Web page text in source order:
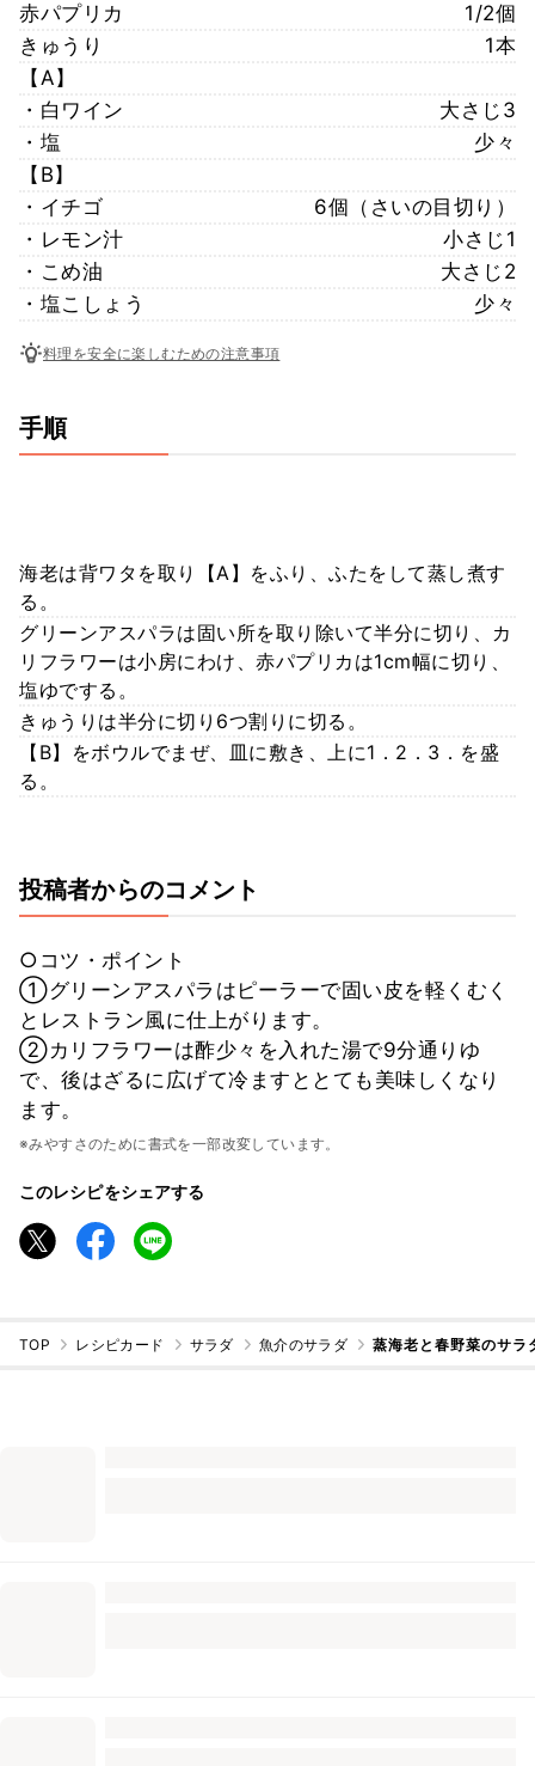
赤パプリカ
1/2個
きゅうり
1本
【A】
・白ワイン
大さじ3
・塩
少々
【B】
・イチゴ
6個（さいの目切り）
・レモン汁
小さじ1
・こめ油
大さじ2
・塩こしょう
少々
料理を安全に楽しむための注意事項
手順
海老は背ワタを取り【A】をふり、ふたをして蒸し煮す
る。
グリーンアスパラは固い所を取り除いて半分に切り、カ
リフラワーは小房にわけ、赤パプリカは1cm幅に切り、
塩ゆでする。
きゅうりは半分に切り6つ割りに切る。
【B】をボウルでまぜ、皿に敷き、上に1．2．3．を盛
る。
投稿者からのコメント
○コツ・ポイント
①グリーンアスパラはピーラーで固い皮を軽くむく
とレストラン風に仕上がります。
②カリフラワーは酢少々を入れた湯で9分通りゆ
で、後はざるに広げて冷ますととても美味しくなり
ます。
※みやすさのために書式を一部改変しています。
このレシピをシェアする
TOP レシピカード サラダ 魚介のサラダ 蒸海老と春野菜のサラ